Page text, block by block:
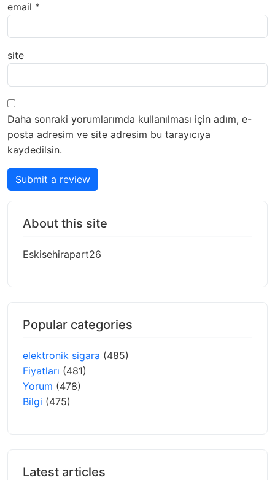
email *
site
Daha sonraki yorumlarımda kullanılması için adım, e-
posta adresim ve site adresim bu tarayıcıya
kaydedilsin.
Submit a review
About this site
Eskisehirapart26
Popular categories
elektronik sigara (485)
Fiyatları (481)
Yorum (478)
Bilgi (475)
Latest articles